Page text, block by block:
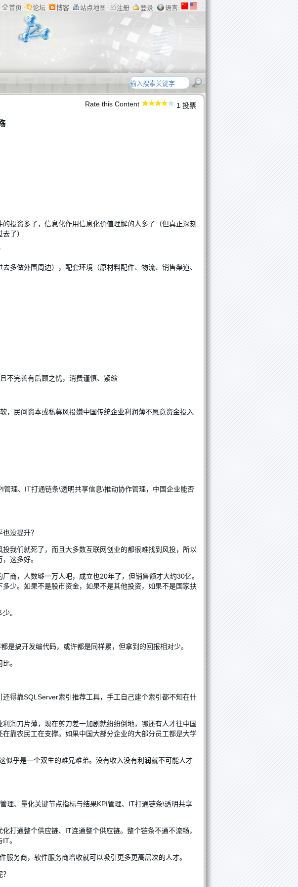
计分析等服务
Rate this Content 1 投票
投资多了，信息化作用信息化价值理解的人多了（但真正深刻
了）
多做外围周边），配套环境（原材料配件、物流、销售渠道、
不完善有后顾之忧，消费谨慎、紧缩
，民间资本或私募风投嫌中国传统企业利润薄不愿意资金投入
理、IT打通链条\透明共享信息\推动协作管理，中国企业能否
没提升？
我们就死了，而且大多数互联网创业的都很难找到风投，所以
这多好。
商，人数够一万人吧，成立也20年了，但销售额才大约30亿。
少。如果不是股市资金，如果不是其他投资，如果不是国家扶
。
是搞开发编代码，或许都是同样累，但拿到的回报相对少。
。
得靠SQLServer索引推荐工具，手工自己建个索引都不知在什
润刀片薄，现在剪刀差一加剧就纷纷倒地，哪还有人才往中国
靠农民工在支撑。如果中国大部分企业的大部分员工都是大学
似乎是一个双生的难兄难弟。没有收入没有利润就不可能人才
理、量化关键节点指标与结果KPI管理、IT打通链条\透明共享
打通整个供应链、IT连通整个供应链。整个链条不通不流畅，
。
务商，软件服务商增收就可以吸引更多更高层次的人才。
首页 论坛 博客 站点地图 注册 登录 语言: